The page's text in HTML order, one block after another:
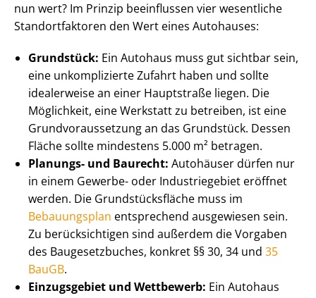
nun wert? Im Prinzip beeinflussen vier wesentliche
Stand­ort­fak­to­ren den Wert eines Autohauses:
Grundstück: Ein Autohaus muss gut sichtbar sein,
eine unkomplizierte Zufahrt haben und sollte
idealerweise an einer Hauptstraße liegen. Die
Möglichkeit, eine Werkstatt zu betreiben, ist eine
Grund­vor­aus­set­zung an das Grundstück. Dessen
Fläche sollte mindestens 5.000 m² betragen.
Planungs- und Baurecht: Autohäuser dürfen nur
in einem Gewerbe- oder Industriegebiet eröffnet
werden. Die Grund­stücks­flä­che muss im
Bebauungsplan entsprechend ausgewiesen sein.
Zu berücksichtigen sind außerdem die Vorgaben
des Baugesetzbuches, konkret §§ 30, 34 und 35
BauGB.
Einzugsgebiet und Wettbewerb: Ein Autohaus